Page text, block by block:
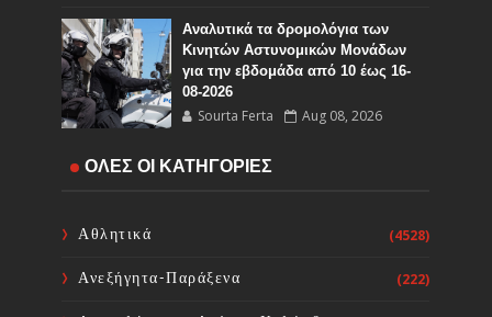
Αναλυτικά τα δρομολόγια των
Κινητών Αστυνομικών Μονάδων
για την εβδομάδα από 10 έως 16-
08-2026
Sourta Ferta Aug 08, 2026
Ο Εορτασμός της Μεταμορφώσεως
ΟΛΕΣ ΟΙ ΚΑΤΗΓΟΡΙΕΣ
Αθλητικά (4528)
Ανεξήγητα-Παράξενα (222)